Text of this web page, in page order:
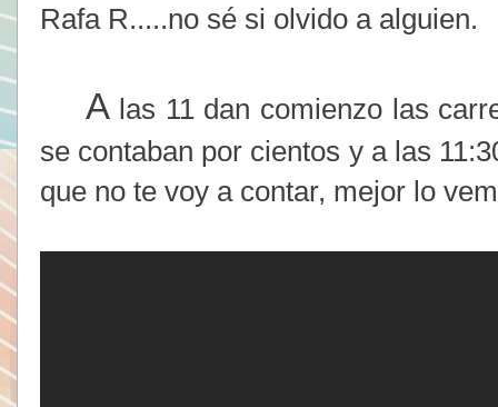
Rafa R.....no sé si olvido a alguien.
Alas 11 dan comienzo las
se contaban por cientos y a las
que no te voy a contar, mejor lo